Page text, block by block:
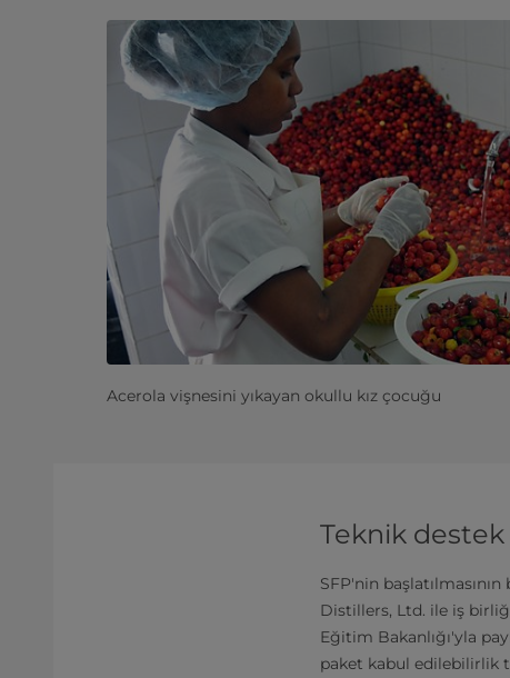
Acerola vişnesini yıkayan okullu kız çocuğu
Teknik destek
SFP'nin
Distillers, Ltd. ile iş
Eğitim Bakanlığı'yla
paket kabul edilebilirlik